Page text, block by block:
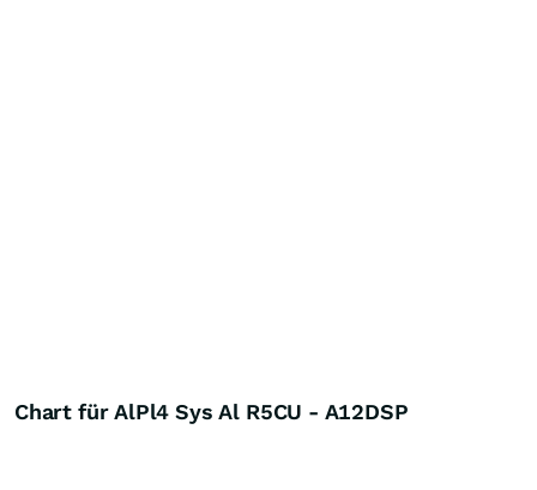
Chart für AlPl4 Sys Al R5CU - A12DSP